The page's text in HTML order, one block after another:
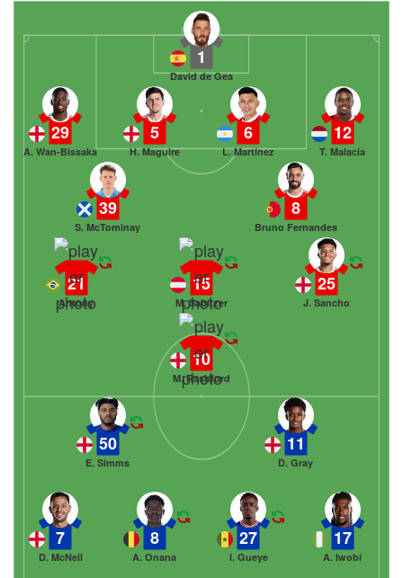
1
David de Gea
12
T. Malacia
6
L. Martínez
5
H. Maguire
29
A. Wan-Bissaka
8
Bruno Fernandes
39
S. McTominay
25
J. Sancho
15
M. Sabitzer
21
Antony
10
M. Rashford
7
D. McNeil
8
A. Onana
27
I. Gueye
17
A. Iwobi
50
E. Simms
11
D. Gray